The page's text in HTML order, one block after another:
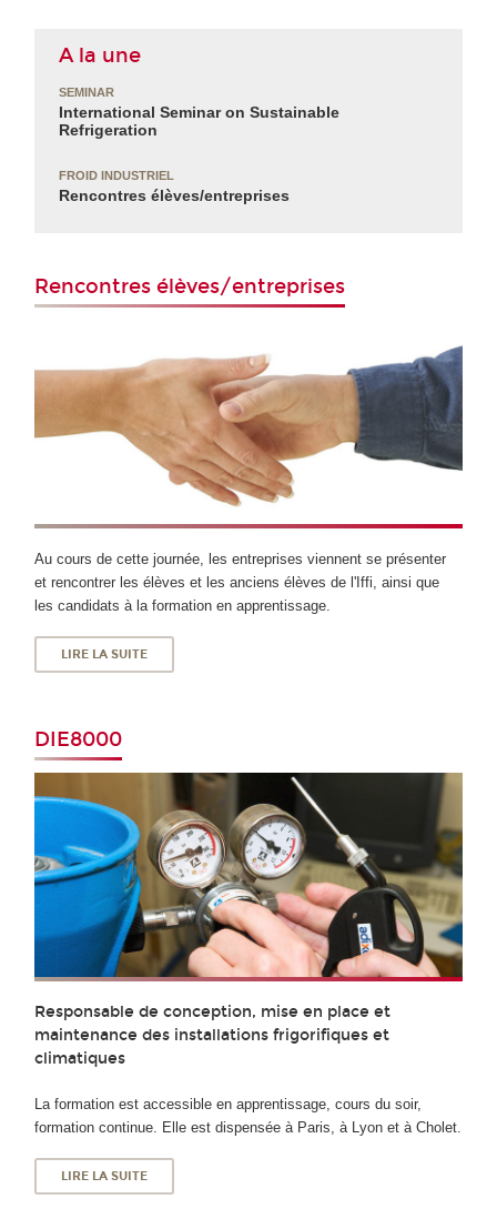
A la une
SEMINAR
International Seminar on Sustainable
Refrigeration
FROID INDUSTRIEL
Rencontres élèves/entreprises
Rencontres élèves/entreprises
Au cours de cette journée, les entreprises viennent se présenter
et rencontrer les élèves et les anciens élèves de l'Iffi, ainsi que
les candidats à la formation en apprentissage.
LIRE LA SUITE
DIE8000
Responsable de conception, mise en place et
maintenance des installations frigorifiques et
climatiques
La formation est accessible en apprentissage, cours du soir,
formation continue. Elle est dispensée à Paris, à Lyon et à Cholet.
LIRE LA SUITE